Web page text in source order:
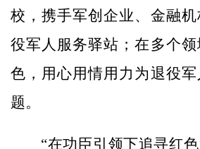
校，携手军创企业、金融
役军人服务驿站；在多个
色，用心用情用力为退役
题。
“在功臣引领下追寻红色